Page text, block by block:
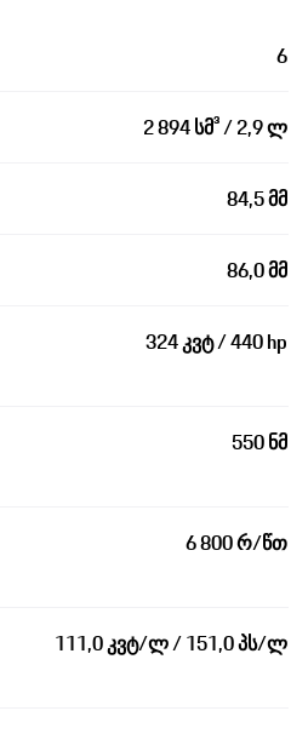
6
2 894 სმ³ / 2,9 ლ
84,5 მმ
86,0 მმ
324 კვტ / 440 hp
550 ნმ
6 800 რ/წთ
111,0 კვტ/ლ / 151,0 პს/ლ